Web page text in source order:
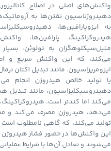
واکنش‌های اصلی در اصلاح
دهیدروژناسیون نفتن‌ها به
به ایزوپارافین‌ها،
هیدروکراکینگ پارافین‌ها.
متیل‌سیکلوهگزان به تولوئن،
می‌کند، که این واکنش سریع و
یا تولید خالص هیدروژن انجام
دهیدروسیکلیزاسیون، مانند تبدیل
می‌کند اما کندتر است.
می‌دهد، هیدروژن مصرف می‌کند و
تولید می‌کند، که گاهی نامطلوب است
این واکنش‌ها در حضور فشار هیدروژن
می‌شوند و تعادل آن‌ها با شرایط